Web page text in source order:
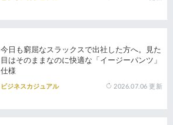
今日も窮屈なスラックスで出社した方へ。見た
目はそのままなのに快適な「イージーパンツ」
仕様
ビジネスカジュアル 2026.07.06 更新